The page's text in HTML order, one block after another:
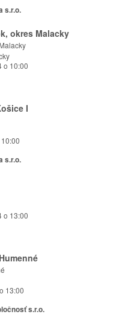
s.r.o.
okres Malacky
o 10:00
I
s.r.o.
o 13:00
13:00
s.r.o.